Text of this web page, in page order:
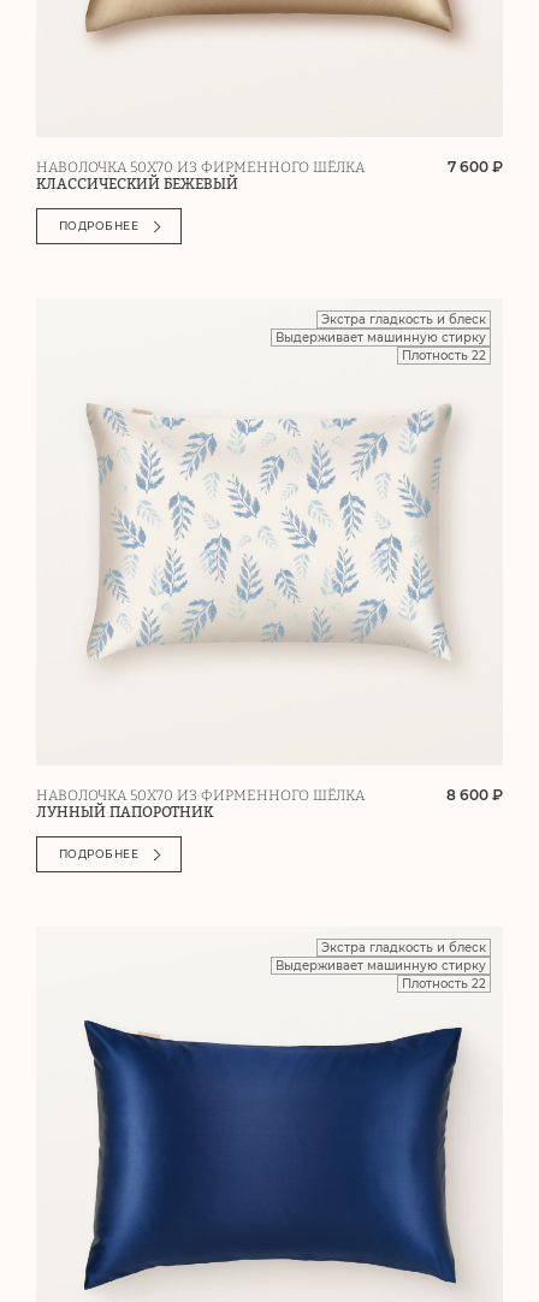
НАВОЛОЧКА 50Х70 ИЗ ФИРМЕННОГО ШЁЛКА
КЛАССИЧЕСКИЙ БЕЖЕВЫЙ
7 600 ₽
ПОДРОБНЕЕ
Экстра гладкость и блеск
Выдерживает машинную стирку
Плотность 22
НАВОЛОЧКА 50Х70 ИЗ ФИРМЕННОГО ШЁЛКА
ЛУННЫЙ ПАПОРОТНИК
8 600 ₽
ПОДРОБНЕЕ
Экстра гладкость и блеск
Выдерживает машинную стирку
Плотность 22